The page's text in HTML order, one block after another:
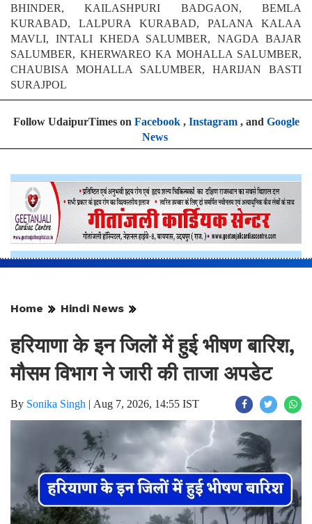
KALURAMJI KI BARI GARIYAWAS, KHERODA
BHINDER, KAILASHPURI BADGAON, BEMLA
KURABAD, LALPURA KURABAD, PALANA KALAA
MAVLI, INTALI KHEDA SALUMBER, NAGDA BAJAR
SALUMBER, KHERWAREO KA MOHALLA SALUMBER,
CHAUBISA MOHALLA SALUMBER, HARIJAN BASTI
SURAJPOL
Follow UdaipurTimes onFacebook,Instagram, andGoogle
Home Hindi News
हरियाणा के इन जिलों में हुई भीषण बारिश,
मौसम विभाग ने जारी की ताजा अपडेट
Sonika Singh| Aug 7, 2026, 14:55 IST